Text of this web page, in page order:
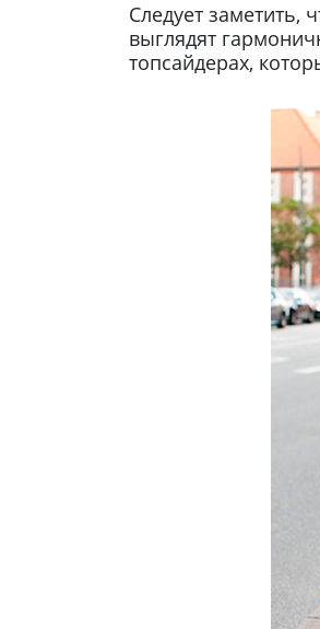
Следует заметить,
выглядят
топсайдерах,